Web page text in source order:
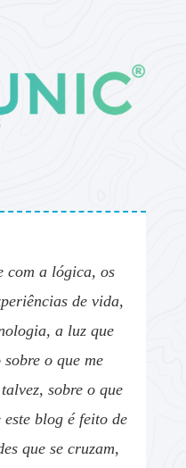
com a lógica, os
de vida,
a luz que
o que me
sobre o que
blog é feito de
que se cruzam,